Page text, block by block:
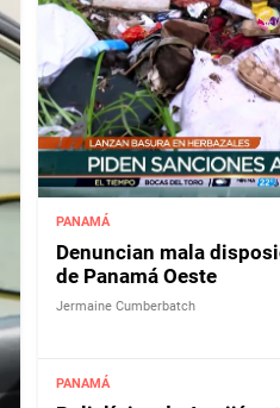
PANAMÁ
Denuncian mala
de Panamá Oeste
Jermaine Cumberbatch
PANAMÁ